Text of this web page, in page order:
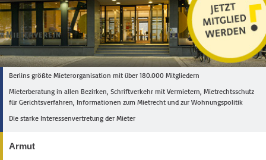
Berlins größte Mieterorganisation mit über 180.000 Mitgliedern
Mieterberatung in allen Bezirken, Schriftverkehr mit Vermietern, Mietrechtsschutz
für Gerichtsverfahren, Informationen zum Mietrecht und zur Wohnungspolitik
Die starke Interessenvertretung der Mieter
Armut